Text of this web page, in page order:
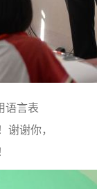
言表
谢你，